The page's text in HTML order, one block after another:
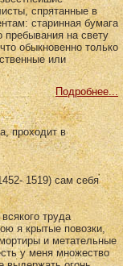
спрятанные в
старинная бумага
на свету
обыкновенно только
или
Подробнее...
проходит в
1519) сам себя
труда
я крытые повозки,
и метательные
у меня множество